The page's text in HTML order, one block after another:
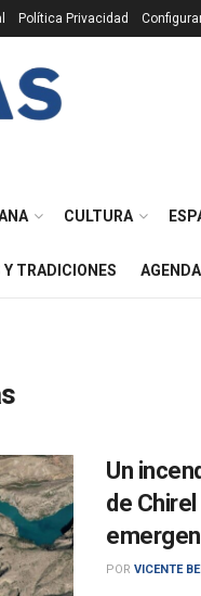
Política Privacidad
CULTURA
Y TRADICIONES AGENDA
Un
de
POR VICENTE